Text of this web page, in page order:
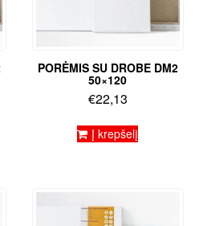
PORĖMIS SU DROBE DM2
50×120
€22,13
Į krepšelį